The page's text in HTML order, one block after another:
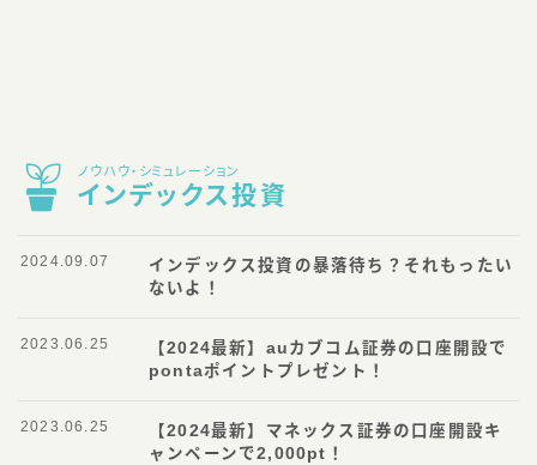
ノウハウ・シミュレーション
インデックス投資
インデックス投資の暴落待ち？それもったい
ないよ！
2024.09.07
【2024最新】auカブコム証券の口座開設で
pontaポイントプレゼント！
2023.06.25
【2024最新】マネックス証券の口座開設キ
ャンペーンで2,000pt！
2023.06.25